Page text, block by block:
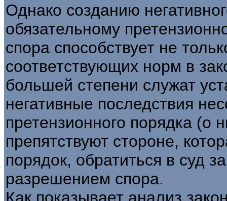
Однако созданию
обязательному
спора способствует не
соответствующих норм в
большей степени служат
негативные последствия
претензионного порядка (о
препятствуют стороне,
порядок, обратиться в суд
разрешением спора.
Как показывает анализ